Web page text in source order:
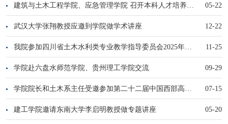
建筑与土木工程学院、应急管理学院 召开本科人才培养方案论证会 05-22
武汉大学张翔教授应邀到学院做学术讲座 12-22
我院参加四川省土木水利类专业教学指导委员会2025年研讨会 11-25
学院赴六盘水师范学院、贵州理工学院交流 09-29
07-15
建工学院邀请东南大学李启明教授做专题讲座 05-20